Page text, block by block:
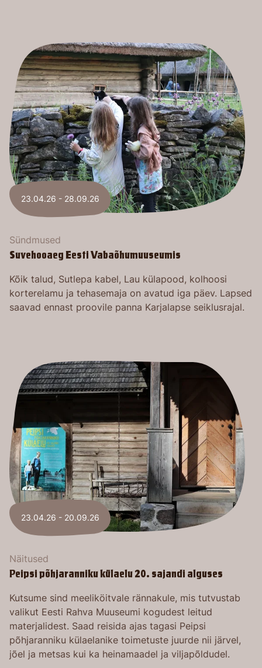
23.04.26 - 28.09.26
Sündmused
Suvehooaeg Eesti Vabaõhumuuseumis
Kõik talud, Sutlepa kabel, Lau külapood, kolhoosi
korterelamu ja tehasemaja on avatud iga päev. Lapsed
saavad ennast proovile panna Karjalapse seiklusrajal.
23.04.26 - 20.09.26
Näitused
Peipsi põhjaranniku külaelu 20. sajandi alguses
Kutsume sind meeliköitvale rännakule, mis tutvustab
valikut Eesti Rahva Muuseumi kogudest leitud
materjalidest. Saad reisida ajas tagasi Peipsi
põhjaranniku külaelanike toimetuste juurde nii järvel,
jõel ja metsas kui ka heinamaadel ja viljapõldudel.